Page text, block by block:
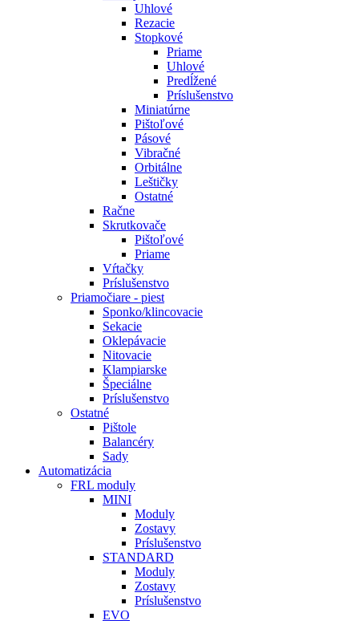
Uhlové
Rezacie
Stopkové
Priame
Uhlové
Predĺžené
Príslušenstvo
Miniatúrne
Pištoľové
Pásové
Vibračné
Orbitálne
Leštičky
Ostatné
Račne
Skrutkovače
Pištoľové
Priame
Vŕtačky
Príslušenstvo
Priamočiare - piest
Sponko/klincovacie
Sekacie
Oklepávacie
Nitovacie
Klampiarske
Špeciálne
Príslušenstvo
Ostatné
Pištole
Balancéry
Sady
Automatizácia
FRL moduly
MINI
Moduly
Zostavy
Príslušenstvo
STANDARD
Moduly
Zostavy
Príslušenstvo
EVO